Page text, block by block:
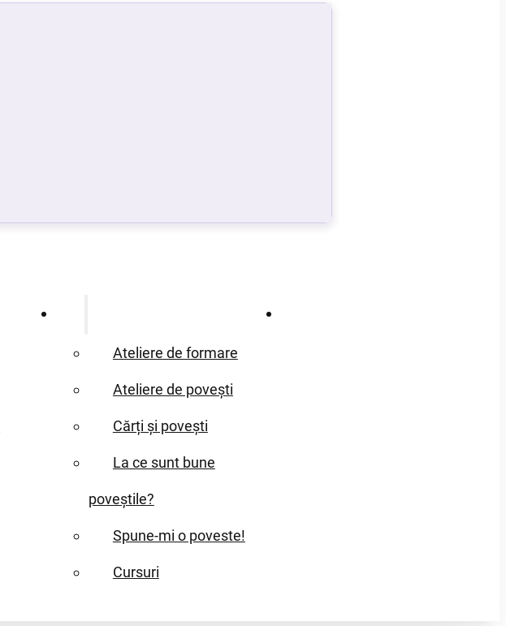
Proiecte
Ateliere de formare
Ateliere de povești
Cărți și povești
La ce sunt bune
poveștile?
Spune-mi o poveste!
Cursuri